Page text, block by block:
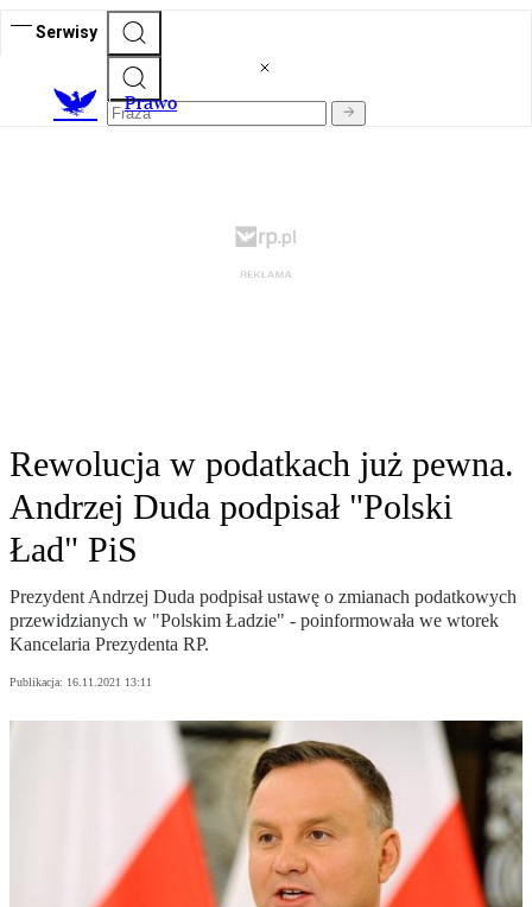
Serwisy
Prawo
Rewolucja w podatkach już pewna.
Andrzej Duda podpisał "Polski
Ład" PiS
Prezydent Andrzej Duda podpisał ustawę o zmianach podatkowych
przewidzianych w "Polskim Ładzie" - poinformowała we wtorek
Kancelaria Prezydenta RP.
Publikacja: 16.11.2021 13:11